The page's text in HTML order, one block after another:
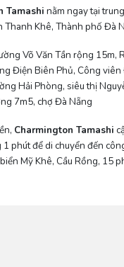
Tamashi nằm ngay tại
Thanh Khê, Thành phố Đà
Võ Văn Tần rộng 15m,
Điện Biên Phủ, Công
Hải Phòng, siêu thị
7m5, chợ Đà Nẵng
Charmington Tamashi
phút để di chuyển đến
Mỹ Khê, Cầu Rồng, 15